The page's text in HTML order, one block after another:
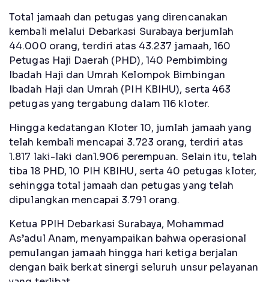
Total jamaah dan petugas yang direncanakan
kembali melalui Debarkasi Surabaya berjumlah
44.000 orang, terdiri atas 43.237 jamaah, 160
Petugas Haji Daerah (PHD), 140 Pembimbing
Ibadah Haji dan Umrah Kelompok Bimbingan
Ibadah Haji dan Umrah (PIH KBIHU), serta 463
petugas yang tergabung dalam 116 kloter.
Hingga kedatangan Kloter 10, jumlah jamaah yang
telah kembali mencapai 3.723 orang, terdiri atas
1.817 laki-laki dan1.906 perempuan. Selain itu, telah
tiba 18 PHD, 10 PIH KBIHU, serta 40 petugas kloter,
sehingga total jamaah dan petugas yang telah
dipulangkan mencapai 3.791 orang.
Ketua PPIH Debarkasi Surabaya, Mohammad
As’adul Anam, menyampaikan bahwa operasional
pemulangan jamaah hingga hari ketiga berjalan
dengan baik berkat sinergi seluruh unsur pelayanan